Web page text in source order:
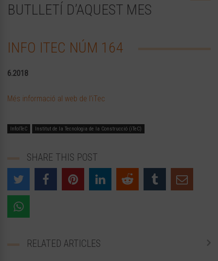
BUTLLETÍ D’AQUEST MES
INFO ITEC NÚM 164
6.2018
Més informació al web de l’iTec
InfoITeC Institut de la Tecnologia de la Construcció (iTeC)
SHARE THIS POST
RELATED ARTICLES